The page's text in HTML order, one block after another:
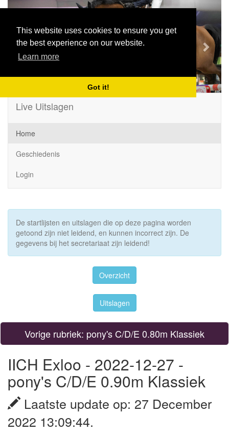
This website uses cookies to ensure you get
the best experience on our website.
Learn more
Got it!
Previous Next
Live Uitslagen
Home
Geschiedenis
Login
De startlijsten en uitslagen die op deze pagina worden
getoond zijn niet leidend, en kunnen incorrect zijn. De
gegevens bij het secretariaat zijn leidend!
Overzicht
Uitslagen
Vorige rubriek: pony's C/D/E 0.80m Klassiek
IICH Exloo - 2022-12-27 -
pony's C/D/E 0.90m Klassiek
Laatste update op: 27 December
2022 13:09:44.